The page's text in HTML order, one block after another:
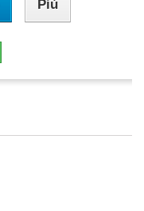
Più